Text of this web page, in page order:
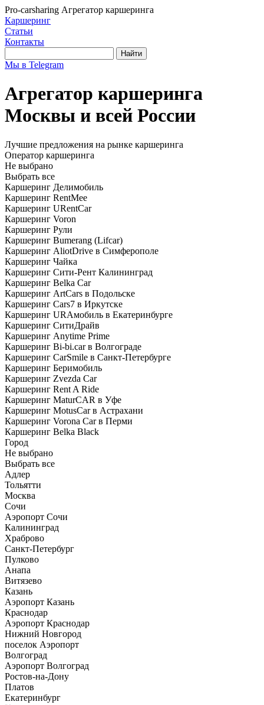
Pro-carsharing Агрегатор каршеринга
Каршеринг
Статьи
Контакты
Найти
Мы в Telegram
Агрегатор каршеринга
Москвы и всей России
Лучшие предложения на рынке каршеринга
Оператор каршеринга
Не выбрано
Выбрать все
Каршеринг Делимобиль
Каршеринг RentMee
Каршеринг URentCar
Каршеринг Voron
Каршеринг Рули
Каршеринг Bumerang (Lifcar)
Каршеринг AliotDrive в Симферополе
Каршеринг Чайка
Каршеринг Сити-Рент Калининград
Каршеринг Belka Car
Каршеринг ArtCars в Подольске
Каршеринг Cars7 в Иркутске
Каршеринг URAмобиль в Екатеринбурге
Каршеринг СитиДрайв
Каршеринг Anytime Prime
Каршеринг Bi-bi.car в Волгограде
Каршеринг CarSmile в Санкт-Петербурге
Каршеринг Беримобиль
Каршеринг Zvezda Car
Каршеринг Rent A Ride
Каршеринг MaturCAR в Уфе
Каршеринг MotusCar в Астрахани
Каршеринг Vorona Car в Перми
Каршеринг Belka Black
Город
Не выбрано
Выбрать все
Адлер
Тольятти
Москва
Сочи
Аэропорт Сочи
Калининград
Храброво
Санкт-Петербург
Пулково
Анапа
Витязево
Казань
Аэропорт Казань
Краснодар
Аэропорт Краснодар
Нижний Новгород
поселок Аэропорт
Волгоград
Аэропорт Волгоград
Ростов-на-Дону
Платов
Екатеринбург